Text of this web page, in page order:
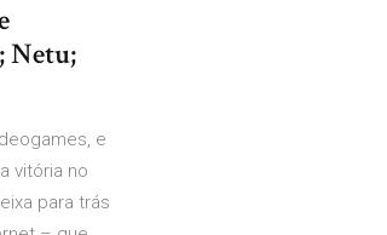
Netu;
e
vitória no
para trás